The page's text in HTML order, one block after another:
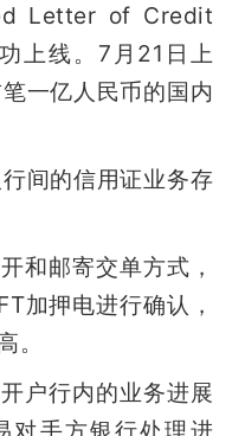
Letter of Credit
上线。7月21日上
一亿人民币的国内
间的信用证业务存
和邮寄交单方式，
加押电进行确认，
。
户行内的业务进展